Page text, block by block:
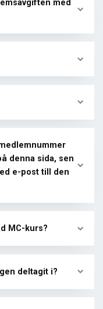
med
denna sida, sen
e-post till den
MC-kurs?
deltagit i?